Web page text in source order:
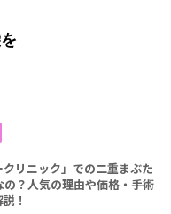
クリニック」での二重まぶた
？人気の理由や価格・手術
！